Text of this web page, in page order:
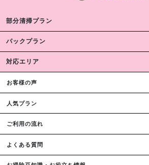
部分清掃プラン
パックプラン
対応エリア
お客様の声
人気プラン
ご利用の流れ
よくある質問